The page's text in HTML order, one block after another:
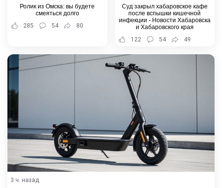
Ролик из Омска: вы будете
смеяться долго
285
54 80
Суд закрыл хабаровское кафе
после вспышки кишечной
инфекции - Новости Хабаровска
и Хабаровского края
122
54 49
3 ч. назад